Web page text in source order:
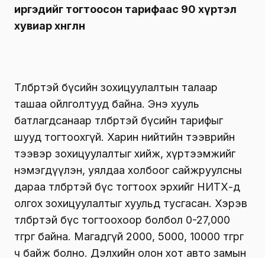
иргэдийг тогтоосон тарифаас 90 хүртэл
хувиар хөнгөлнө
Төлбөртэй бүсийн зохицуулалтын талаар
ташаа ойлголтууд байна. Энэ хууль
батлагдсанаар төлбөртэй бүсийн тарифыг
шууд тогтоохгүй. Харин нийтийн тээврийн
тээвэр зохицуулалтыг хийж, хүртээмжийг
нэмэгдүүлэн, уялдаа холбоог сайжруулсны
дараа төлбөртэй бүс тогтоох эрхийг НИТХ-д
олгох зохицуулалтыг хуульд тусгасан. Хэрэв
төлбөртэй бүс тогтоохоор болбол 0-27,000
төгрөг байна. Магадгүй 2000, 5000, 10000 төгрөг
ч байж болно. Дэлхийн олон хот авто замын